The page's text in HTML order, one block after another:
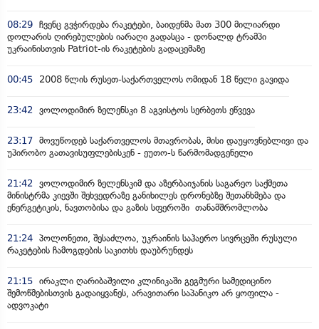
08:29 ჩვენც გვჭირდება რაკეტები, ბაიდენმა მათ 300 მილიარდი
დოლარის ღირებულების იარაღი გადასცა - დონალდ ტრამპი
უკრაინისთვის Patriot-ის რაკეტების გადაცემაზე
00:45 2008 წლის რუსეთ-საქართველოს ომიდან 18 წელი გავიდა
23:42 ვოლოდიმირ ზელენსკი 8 აგვისტოს სერბეთს ეწვევა
23:17 მოვუწოდებ საქართველოს მთავრობას, მისი დაუყოვნებლივი და
უპირობო გათავისუფლებისკენ - ეუთო-ს წარმომადგენელი
21:42
ვოლოდიმირ ზელენსკიმ და აზერბაიჯანის საგარეო საქმეთა
მინისტრმა კიევში შეხვედრაზე განიხილეს დრონებზე შეთანხმება და
ენერგეტიკის, ნავთობისა და გაზის სფეროში თანამშრომლობა
21:24 პოლონეთი, შესაძლოა, უკრაინის საჰაერო სივრცეში რუსული
რაკეტების ჩამოგდების საკითხს დაუბრუნდეს
21:15 ირაკლი ღარიბაშვილი კლინიკაში გეგმური სამედიცინო
შემოწმებისთვის გადაიყვანეს, არავითარი საპანიკო არ ყოფილა -
ადვოკატი